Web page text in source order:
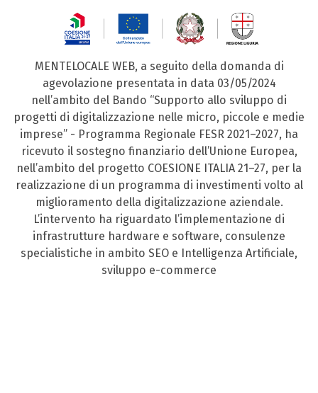
MENTELOCALE WEB, a seguito della domanda di
agevolazione presentata in data 03/05/2024
nell’ambito del Bando “Supporto allo sviluppo di
progetti di digitalizzazione nelle micro, piccole e medie
imprese” - Programma Regionale FESR 2021–2027, ha
ricevuto il sostegno finanziario dell’Unione Europea,
nell’ambito del progetto COESIONE ITALIA 21–27, per la
realizzazione di un programma di investimenti volto al
miglioramento della digitalizzazione aziendale.
L’intervento ha riguardato l’implementazione di
infrastrutture hardware e software, consulenze
specialistiche in ambito SEO e Intelligenza Artificiale,
sviluppo e-commerce